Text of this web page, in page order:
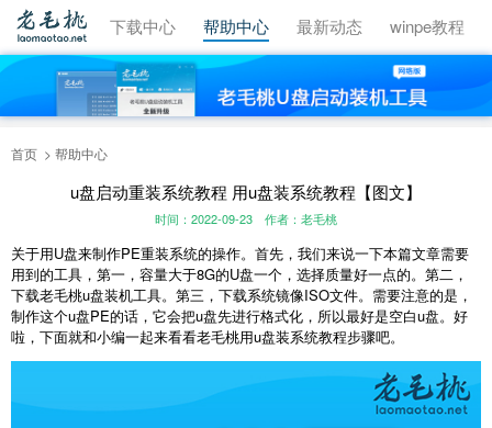
视频教程 下载中心 帮助中心 最新动态 winpe教程
首页 帮助中心
u盘启动重装系统教程 用u盘装系统教程【图文】
时间：2022-09-23 作者：老毛桃
关于用U盘来制作PE重装系统的操作。首先，我们来说一下本篇文章需要
用到的工具，第一，容量大于8G的U盘一个，选择质量好一点的。第二，
下载老毛桃u盘装机工具。第三，下载系统镜像ISO文件。需要注意的是，
制作这个u盘PE的话，它会把u盘先进行格式化，所以最好是空白u盘。好
啦，下面就和小编一起来看看老毛桃用u盘装系统教程步骤吧。